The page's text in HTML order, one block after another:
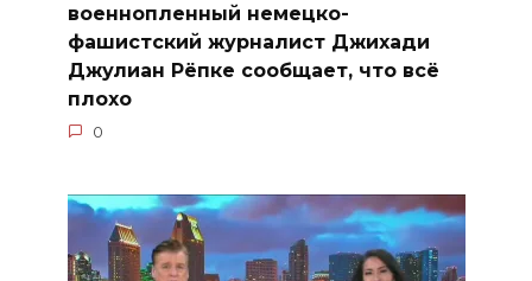
военнопленный немецко-
фашистский журналист Джихади
Джулиан Рёпке сообщает, что всё
плохо
0